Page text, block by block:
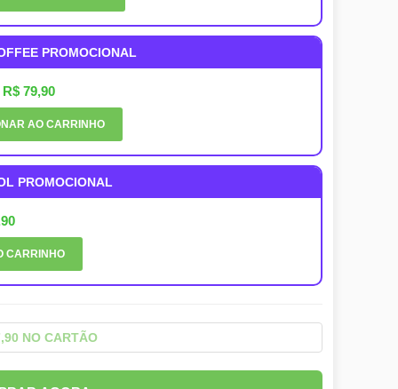
PROMOCIONAL
R$ 79,90
AO CARRINHO
PROMOCIONAL
CARRINHO
NO CARTÃO